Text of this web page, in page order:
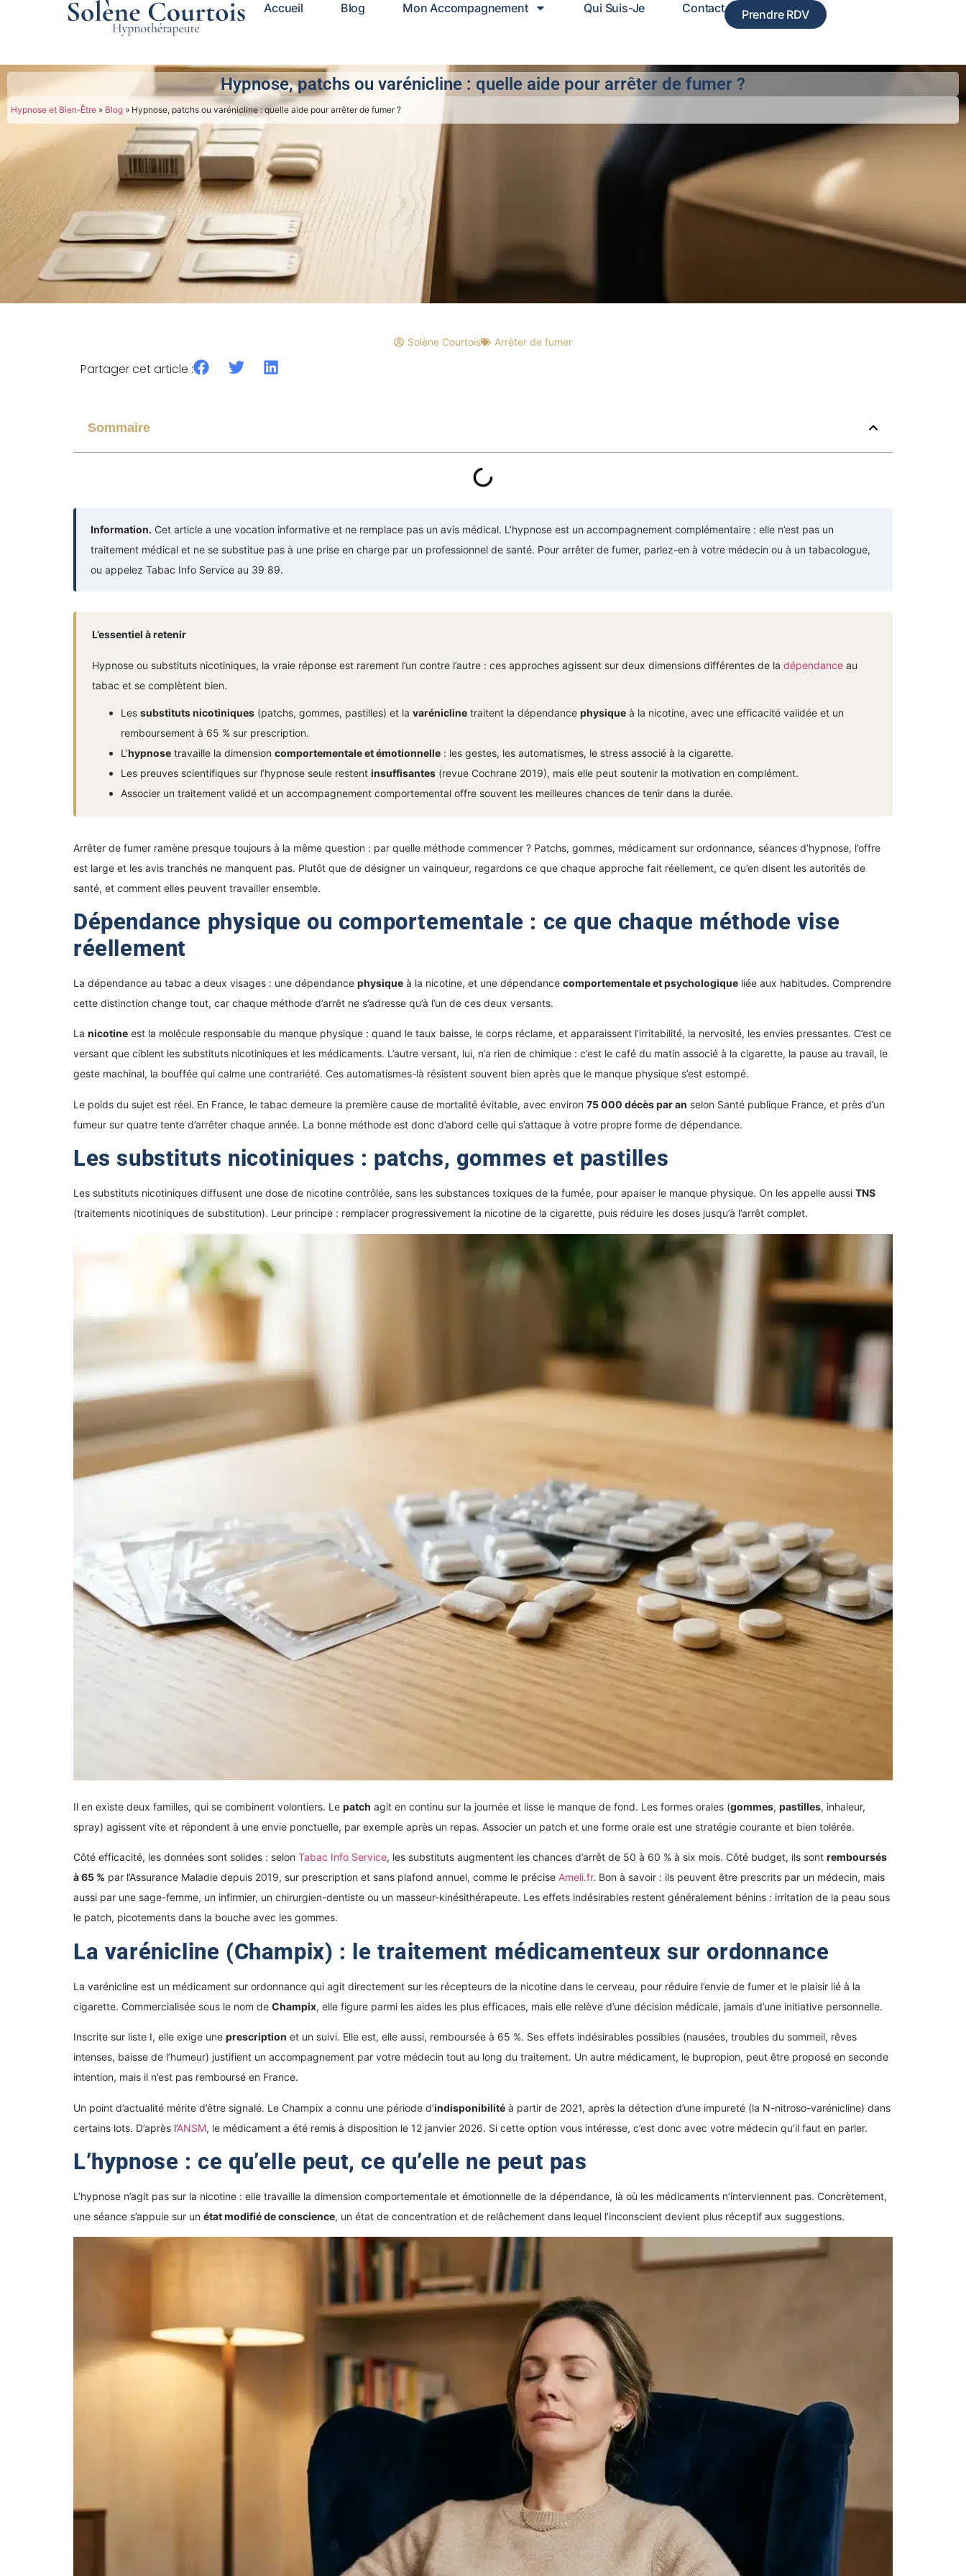
Accueil Blog Mon Accompagnement Qui Suis-Je Contact Prendre RDV
Hypnose, patchs ou varénicline : quelle aide pour arrêter de fumer ?
Hypnose et Bien-Être » Blog » Hypnose, patchs ou varénicline : quelle aide pour arrêter de fumer ?
Solène Courtois Arrêter de fumer
Partager cet article :
Sommaire
Information. Cet article a une vocation informative et ne remplace pas un avis médical. L’hypnose est un accompagnement complémentaire : elle n’est pas un
traitement médical et ne se substitue pas à une prise en charge par un professionnel de santé. Pour arrêter de fumer, parlez-en à votre médecin ou à un tabacologue,
ou appelez Tabac Info Service au 39 89.
L’essentiel à retenir
Hypnose ou substituts nicotiniques, la vraie réponse est rarement l’un contre l’autre : ces approches agissent sur deux dimensions différentes de la dépendance au
tabac et se complètent bien.
Les substituts nicotiniques (patchs, gommes, pastilles) et la varénicline traitent la dépendance physique à la nicotine, avec une efficacité validée et un
remboursement à 65 % sur prescription.
L’hypnose travaille la dimension comportementale et émotionnelle : les gestes, les automatismes, le stress associé à la cigarette.
Les preuves scientifiques sur l’hypnose seule restent insuffisantes (revue Cochrane 2019), mais elle peut soutenir la motivation en complément.
Associer un traitement validé et un accompagnement comportemental offre souvent les meilleures chances de tenir dans la durée.
Arrêter de fumer ramène presque toujours à la même question : par quelle méthode commencer ? Patchs, gommes, médicament sur ordonnance, séances d’hypnose, l’offre
est large et les avis tranchés ne manquent pas. Plutôt que de désigner un vainqueur, regardons ce que chaque approche fait réellement, ce qu’en disent les autorités de
santé, et comment elles peuvent travailler ensemble.
Dépendance physique ou comportementale : ce que chaque méthode vise
réellement
La dépendance au tabac a deux visages : une dépendance physique à la nicotine, et une dépendance comportementale et psychologique liée aux habitudes. Comprendre
cette distinction change tout, car chaque méthode d’arrêt ne s’adresse qu’à l’un de ces deux versants.
La nicotine est la molécule responsable du manque physique : quand le taux baisse, le corps réclame, et apparaissent l’irritabilité, la nervosité, les envies pressantes. C’est ce
versant que ciblent les substituts nicotiniques et les médicaments. L’autre versant, lui, n’a rien de chimique : c’est le café du matin associé à la cigarette, la pause au travail, le
geste machinal, la bouffée qui calme une contrariété. Ces automatismes-là résistent souvent bien après que le manque physique s’est estompé.
Le poids du sujet est réel. En France, le tabac demeure la première cause de mortalité évitable, avec environ 75 000 décès par an selon Santé publique France, et près d’un
fumeur sur quatre tente d’arrêter chaque année. La bonne méthode est donc d’abord celle qui s’attaque à votre propre forme de dépendance.
Les substituts nicotiniques : patchs, gommes et pastilles
Les substituts nicotiniques diffusent une dose de nicotine contrôlée, sans les substances toxiques de la fumée, pour apaiser le manque physique. On les appelle aussi TNS
(traitements nicotiniques de substitution). Leur principe : remplacer progressivement la nicotine de la cigarette, puis réduire les doses jusqu’à l’arrêt complet.
Il en existe deux familles, qui se combinent volontiers. Le patch agit en continu sur la journée et lisse le manque de fond. Les formes orales (gommes, pastilles, inhaleur,
spray) agissent vite et répondent à une envie ponctuelle, par exemple après un repas. Associer un patch et une forme orale est une stratégie courante et bien tolérée.
Côté efficacité, les données sont solides : selon Tabac Info Service, les substituts augmentent les chances d’arrêt de 50 à 60 % à six mois. Côté budget, ils sont remboursés
à 65 % par l’Assurance Maladie depuis 2019, sur prescription et sans plafond annuel, comme le précise Ameli.fr. Bon à savoir : ils peuvent être prescrits par un médecin, mais
aussi par une sage-femme, un infirmier, un chirurgien-dentiste ou un masseur-kinésithérapeute. Les effets indésirables restent généralement bénins : irritation de la peau sous
le patch, picotements dans la bouche avec les gommes.
La varénicline (Champix) : le traitement médicamenteux sur ordonnance
La varénicline est un médicament sur ordonnance qui agit directement sur les récepteurs de la nicotine dans le cerveau, pour réduire l’envie de fumer et le plaisir lié à la
cigarette. Commercialisée sous le nom de Champix, elle figure parmi les aides les plus efficaces, mais elle relève d’une décision médicale, jamais d’une initiative personnelle.
Inscrite sur liste I, elle exige une prescription et un suivi. Elle est, elle aussi, remboursée à 65 %. Ses effets indésirables possibles (nausées, troubles du sommeil, rêves
intenses, baisse de l’humeur) justifient un accompagnement par votre médecin tout au long du traitement. Un autre médicament, le bupropion, peut être proposé en seconde
intention, mais il n’est pas remboursé en France.
Un point d’actualité mérite d’être signalé. Le Champix a connu une période d’indisponibilité à partir de 2021, après la détection d’une impureté (la N-nitroso-varénicline) dans
certains lots. D’après l’ANSM, le médicament a été remis à disposition le 12 janvier 2026. Si cette option vous intéresse, c’est donc avec votre médecin qu’il faut en parler.
L’hypnose : ce qu’elle peut, ce qu’elle ne peut pas
L’hypnose n’agit pas sur la nicotine : elle travaille la dimension comportementale et émotionnelle de la dépendance, là où les médicaments n’interviennent pas. Concrètement,
une séance s’appuie sur un état modifié de conscience, un état de concentration et de relâchement dans lequel l’inconscient devient plus réceptif aux suggestions.